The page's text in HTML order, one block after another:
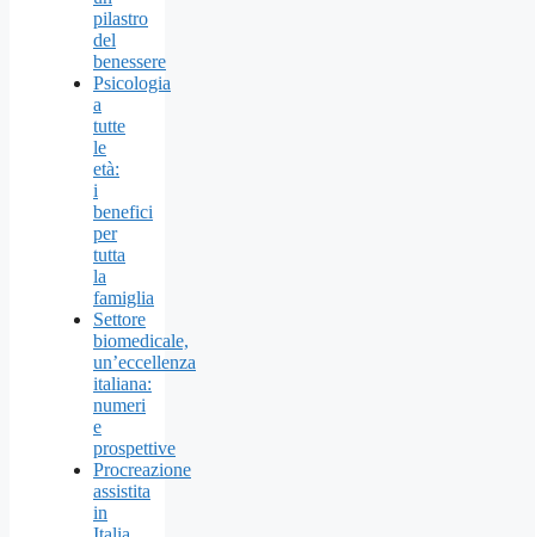
pilastro
del
benessere
Psicologia
a
tutte
le
età:
i
benefici
per
tutta
la
famiglia
Settore
biomedicale,
un’eccellenza
italiana:
numeri
e
prospettive
Procreazione
assistita
in